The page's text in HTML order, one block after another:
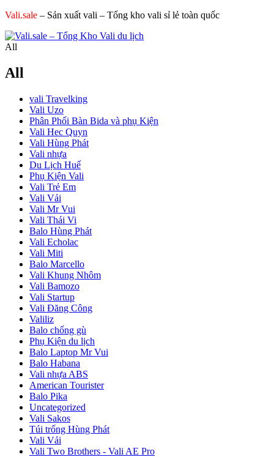
Vali.sale – Sản xuất vali – Tổng kho vali sỉ lẻ toàn quốc
All
All
vali Travelking
Vali Uzo
Phân Phối Bàn Bida và phụ Kiện
Vali Hec Quyn
Vali Hùng Phát
Vali nhựa
Du Lịch Huế
Phụ Kiện Vali
Vali Trẻ Em
Vali Vải
Vali Mr Vui
Vali Thái Vi
Balo Hùng Phát
Vali Echolac
Vali Miti
Balo Marcello
Vali Khung Nhôm
Vali Bamozo
Vali Startup
Vali Đăng Công
Valiliz
Balo chống gù
Phụ Kiện du lịch
Balo Laptop Mr Vui
Balo Habana
Vali nhựa ABS
American Tourister
Balo Pika
Uncategorized
Vali Sakos
Túi trống Hùng Phát
Vali Vải
Vali Two Brothers - Vali AE Pro